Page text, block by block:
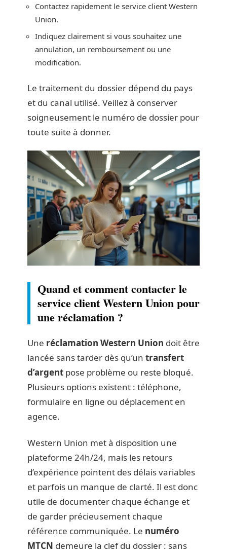
Contactez rapidement le service client Western
Union.
Indiquez clairement si vous souhaitez une
annulation, un remboursement ou une
modification.
Le traitement du dossier dépend du pays
et du canal utilisé. Veillez à conserver
soigneusement le numéro de dossier pour
toute suite à donner.
Quand et comment contacter le
service client Western Union pour
une réclamation ?
Une réclamation Western Union doit être
lancée sans tarder dès qu’un transfert
d’argent pose problème ou reste bloqué.
Plusieurs options existent : téléphone,
formulaire en ligne ou déplacement en
agence.
Western Union met à disposition une
plateforme 24h/24, mais les retours
d’expérience pointent des délais variables
et parfois un manque de clarté. Il est donc
utile de documenter chaque échange et
de garder précieusement chaque
référence communiquée. Le numéro
MTCN demeure la clef du dossier : sans